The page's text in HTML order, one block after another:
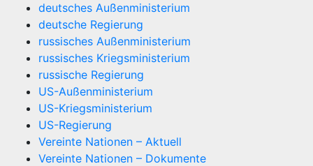
deutsches Außenministerium
deutsche Regierung
russisches Außenministerium
russisches Kriegsministerium
russische Regierung
US-Außenministerium
US-Kriegsministerium
US-Regierung
Vereinte Nationen – Aktuell
Vereinte Nationen – Dokumente